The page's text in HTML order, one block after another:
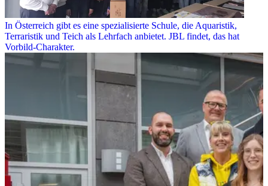
In Österreich gibt es eine spezialisierte Schule, die Aquaristik,
Terraristik und Teich als Lehrfach anbietet. JBL findet, das hat
Vorbild-Charakter.